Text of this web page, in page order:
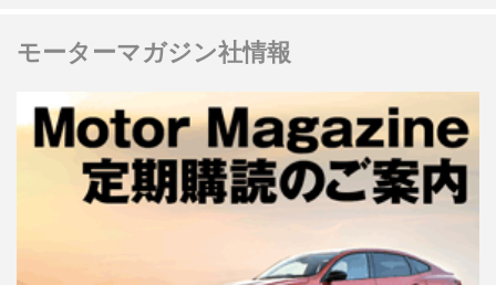
モーターマガジン社情報